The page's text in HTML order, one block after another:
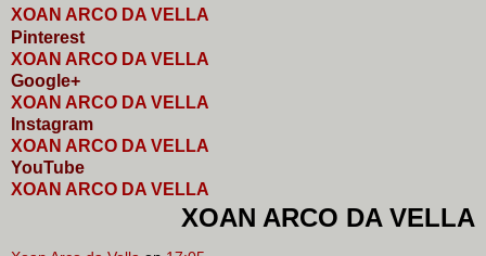
XOAN ARCO DA VELLA
Pinterest
XOAN ARCO DA VELLA
Google+
XOAN ARCO DA VELLA
nstagram
XOAN ARCO DA VELLA
YouTube
XOAN ARCO DA VELLA
XOAN ARCO DA VELLA